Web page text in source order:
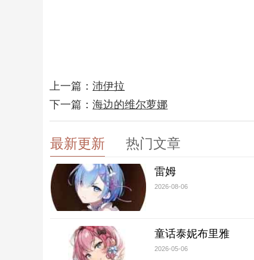
上一篇：沛伊拉
下一篇：海边的维尔萝娜
最新更新 热门文章
雷姆
2026-08-06
童话泰妮布里雅
2026-05-06